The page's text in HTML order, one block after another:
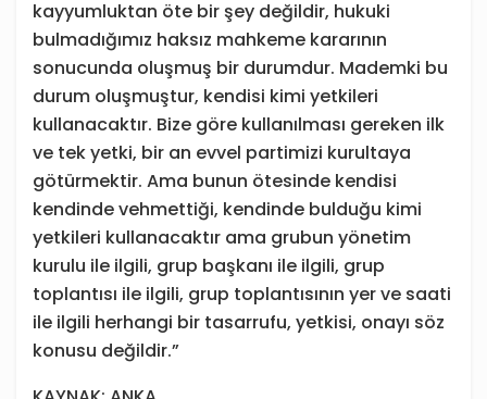
kayyumluktan öte bir şey değildir, hukuki
bulmadığımız haksız mahkeme kararının
sonucunda oluşmuş bir durumdur. Mademki bu
durum oluşmuştur, kendisi kimi yetkileri
kullanacaktır. Bize göre kullanılması gereken ilk
ve tek yetki, bir an evvel partimizi kurultaya
götürmektir. Ama bunun ötesinde kendisi
kendinde vehmettiği, kendinde bulduğu kimi
yetkileri kullanacaktır ama grubun yönetim
kurulu ile ilgili, grup başkanı ile ilgili, grup
toplantısı ile ilgili, grup toplantısının yer ve saati
ile ilgili herhangi bir tasarrufu, yetkisi, onayı söz
konusu değildir.”